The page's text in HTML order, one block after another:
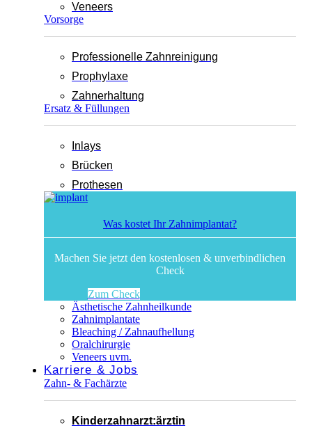
Veneers
Vorsorge
Professionelle Zahnreinigung
Prophylaxe
Zahnerhaltung
Ersatz & Füllungen
Inlays
Brücken
Prothesen
Was kostet Ihr Zahnimplantat?
Machen Sie jetzt den kostenlosen & unverbindlichen
Check
Zum Check
Ästhetische Zahnheilkunde
Zahnimplantate
Bleaching / Zahnaufhellung
Oralchirurgie
Veneers uvm.
Karriere & Jobs
Zahn- & Fachärzte
Kinderzahnarzt:ärztin